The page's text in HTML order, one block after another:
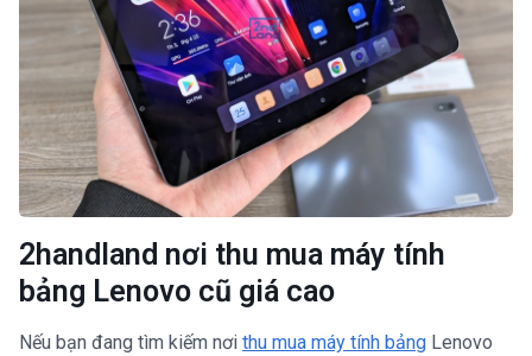
2handland nơi thu mua máy tính
bảng Lenovo cũ giá cao
Nếu bạn đang tìm kiếm nơi thu mua máy tính bảng Lenovo